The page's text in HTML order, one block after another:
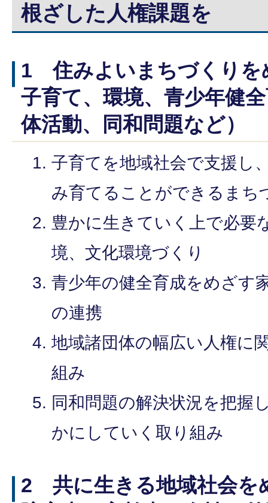
根ざした人権課題を
1 住みよいまちづくりを
子育て、環境、青少年健
体活動、同和問題など）
子育てを地域社会で支援し
み育てることができるまち
豊かに生きていく上で必要
境、文化環境づくり
青少年の健全育成をめざす
の連携
地域諸団体の幅広い人権に
組み
同和問題の解決状況を把握
かにしていく取り組み
2 共に生きる地域社会を